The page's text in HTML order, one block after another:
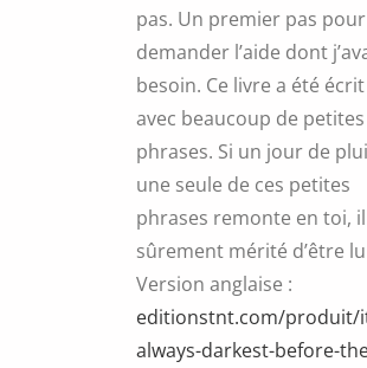
pas. Un premier pas pour
demander l’aide dont
besoin. Ce livre a été écrit
avec beaucoup de petites
phrases. Si un jour de
une seule de ces petites
phrases remonte en toi,
sûrement mérité d’être
Version anglaise :
editionstnt.com/produit/
always-darkest-before-